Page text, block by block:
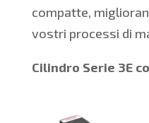
compatte,
vostri processi di
Cilindro Serie 3E